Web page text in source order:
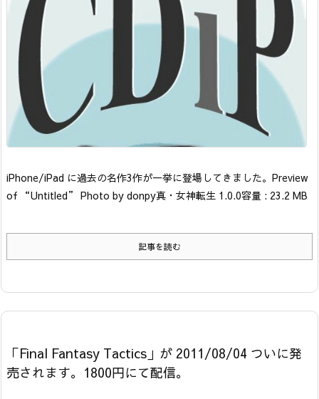
iPhone/iPad に過去の名作3作が一挙に登場してきました。 Preview
of “Untitled” Photo by donpy真・女神転生 1.0.0容量 : 23.2 MB
記事を読む
「Final Fantasy Tactics」が 2011/08/04 ついに発
売されます。1800円にて配信。